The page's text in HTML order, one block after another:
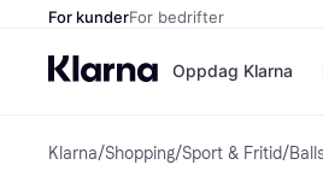
For kunderFor bedrifter
Oppdag Klarna
Klarna/Shopping/Sport & Fritid/